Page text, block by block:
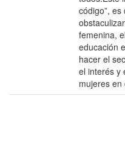
código”,
femenina,
educación
hacer el
el interés y
mujeres en